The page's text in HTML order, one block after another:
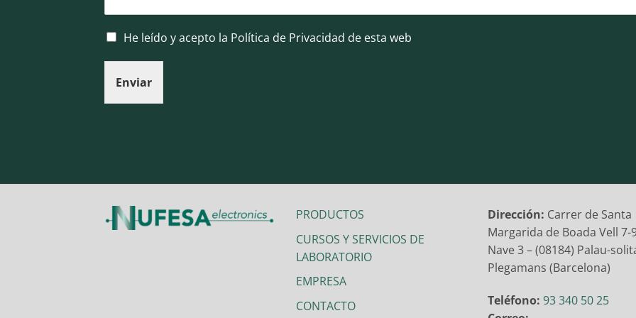
He leído y acepto la Política de Privacidad de esta web
Enviar
PRODUCTOS
CURSOS Y SERVICIOS DE
LABORATORIO
EMPRESA
CONTACTO
Dirección: Carrer de Santa
Margarida de Boada Vell 7-
Nave 3 – (08184) Palau-
Plegamans (Barcelona)
Teléfono: 93 340 50 25